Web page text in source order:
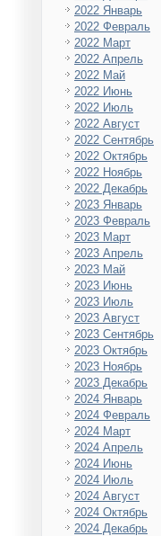
2022 Январь
2022 Февраль
2022 Март
2022 Апрель
2022 Май
2022 Июнь
2022 Июль
2022 Август
2022 Сентябрь
2022 Октябрь
2022 Ноябрь
2022 Декабрь
2023 Январь
2023 Февраль
2023 Март
2023 Апрель
2023 Май
2023 Июнь
2023 Июль
2023 Август
2023 Сентябрь
2023 Октябрь
2023 Ноябрь
2023 Декабрь
2024 Январь
2024 Февраль
2024 Март
2024 Апрель
2024 Июнь
2024 Июль
2024 Август
2024 Октябрь
2024 Декабрь